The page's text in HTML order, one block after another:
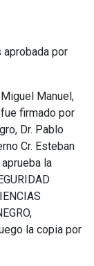
aprobada por
Manuel,
firmado por
Dr. Pablo
Cr. Esteban
la
la copia por